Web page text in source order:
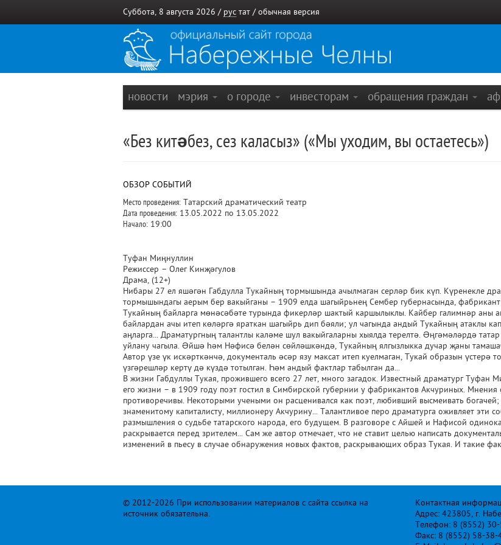
Суббота, 8 августа 2026 / рус тат / обычная версия
новости мэрия о городе инвесторам обращения граждан
«Без китәбез, сез каласыз» («Мы уходим, вы остаетесь»)
ОБЗОР СОБЫТИЙ
Место проведения: Татарский драматический театр
Дата проведения: 13.05.2022 по 13.05.2022
Начало: 19:00
Туфан Миңнуллин
Режиссер – Олег Кинҗәгулов
Драма, (12+)
Нибары 27 ел яшәгән Габдулла Тукайның тормышында ачылмаган серләр бик күп. Күренекле
тормышындагы аерым бер вакыйганы – 1909 елда шагыйрьнең Сембер губернасында,
Тукайның байларга мөнәсәбәте турында фикерләр шактый каршылыклы. Кайбер галимнәр аны
байлардан ачы итеп көләргә яраткан шагыйрь дип бәяли; ул чагында андый Тукайның атаклы
аңларга... Драматургның талантлы каләме шул вакыйгаларны хыялда терелтә. Әңгәмәләрдә
уйлану чагыла. Әйшә һәм Нәфисә белән сөйләшкәндә, Тукайның ялгызлыкка дучар җаны
Автор үзе үк искәрткәнчә, документаль әсәр язу максат итеп куелмаган, Тукай образын үстерә
үзгәрешләр кертү дә күздә тотылган. Һәм андый фактлар табылган да...
В жизни Габдуллы Тукая, прожившего всего 27 лет, много загадок. Известный драматург Туфан
его жизни – в 1909 году поэт гостил в Симбирской губернии у фабрикантов Акчуриных.
противоречивы. Некоторыми учеными он расценивался как поэт, любивший высмеивать
знаменитому капиталисту, миллионеру Акчурину... Талантливое перо драматурга оживляет эти
размышления о судьбе татарского народа, его будущем. В разговоре с Айшей и Нафисой
раскрывается перед зрителем... Сам же автор отмечает, что не ставит целью написать
изменений в пьесу в случае обнаружения новых фактов, раскрывающих образ Тукая. И такие
© 2012-2026 При использовании материалов с сайта ссылка на
источник обязательна.
Контактная
Адрес: 423805, г.
Телефон: 8 (8552)
Факс: 8 (8552) 58-38-